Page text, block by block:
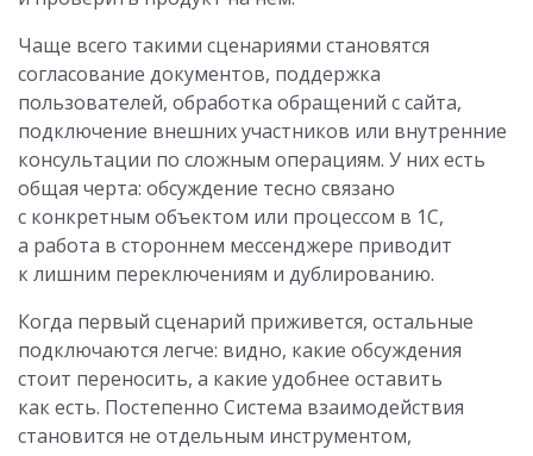
Чаще всего такими сценариями становятся
согласование документов, поддержка
пользователей, обработка обращений с сайта,
подключение внешних участников или внутренние
консультации по сложным операциям. У них есть
общая черта: обсуждение тесно связано
с конкретным объектом или процессом в 1С,
а работа в стороннем мессенджере приводит
к лишним переключениям и дублированию.
Когда первый сценарий приживется, остальные
подключаются легче: видно, какие обсуждения
стоит переносить, а какие удобнее оставить
как есть. Постепенно Система взаимодействия
становится не отдельным инструментом,